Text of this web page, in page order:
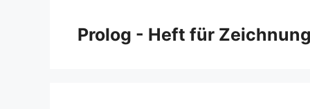
Prolog - Heft für